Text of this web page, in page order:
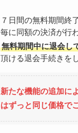
７日間の無料期間終
毎に同額の決済が行
無料期間中に退会し
頂ける退会手続きを
新たな機能の追加に
はずっと同じ価格で